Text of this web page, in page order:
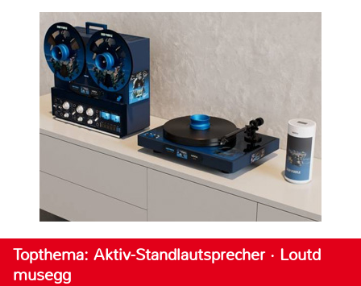
Topthema: Aktiv-Standlautsprecher · Loutd
musegg